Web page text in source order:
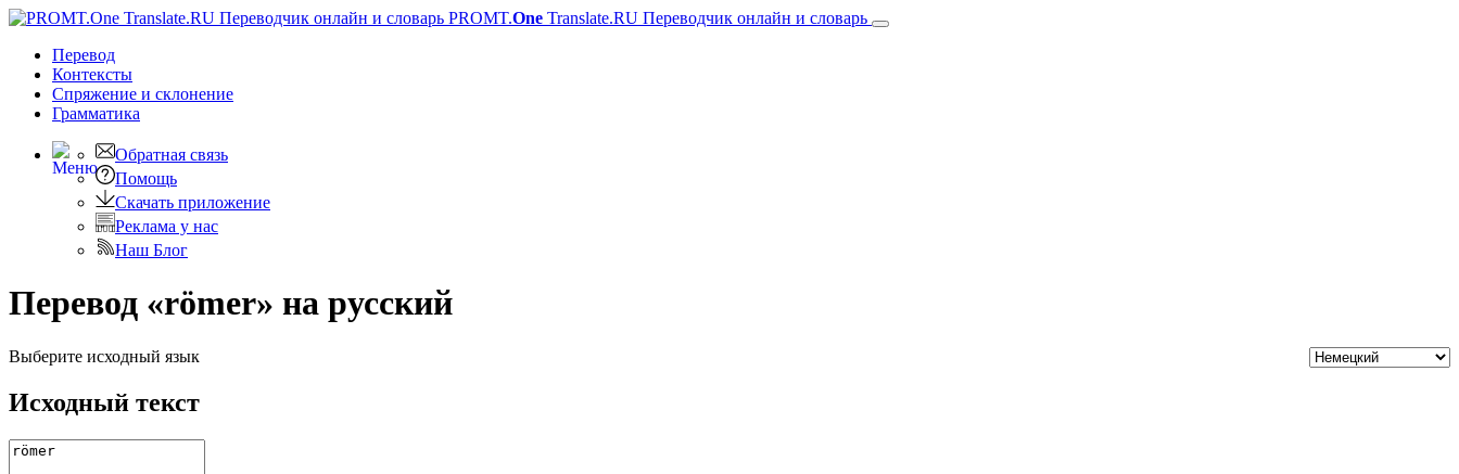
PROMT.One Translate.RU Переводчик онлайн и словарь
Перевод
Контексты
Спряжение и склонение
Грамматика
Обратная связь
Помощь
Скачать приложение
Реклама у нас
Наш Блог
Перевод «römer» на русский
Выберите исходный язык
Исходный текст